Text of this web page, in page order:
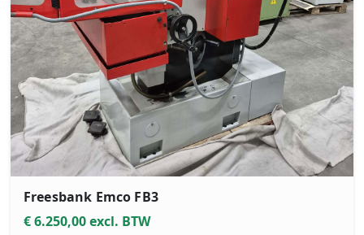
Freesbank Emco FB3
€ 6.250,00 excl. BTW